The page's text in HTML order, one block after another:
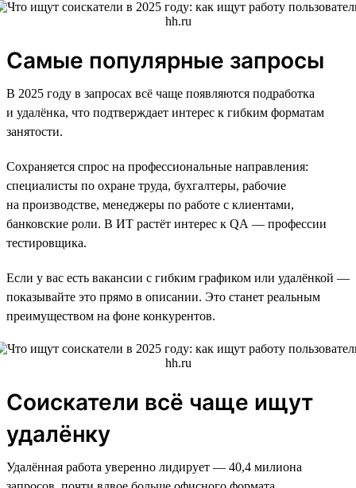
Самые популярные запросы
В 2025 году в запросах всё чаще появляются подработка
и удалёнка, что подтверждает интерес к гибким форматам
занятости.
Сохраняется спрос на профессиональные направления:
специалисты по охране труда, бухгалтеры, рабочие
на производстве, менеджеры по работе с клиентами,
банковские роли. В ИТ растёт интерес к QA — профессии
тестировщика.
Если у вас есть вакансии с гибким графиком или удалёнкой —
показывайте это прямо в описании. Это станет реальным
преимуществом на фоне конкурентов.
Соискатели всё чаще ищут
удалёнку
Удалённая работа уверенно лидирует — 40,4 милиона